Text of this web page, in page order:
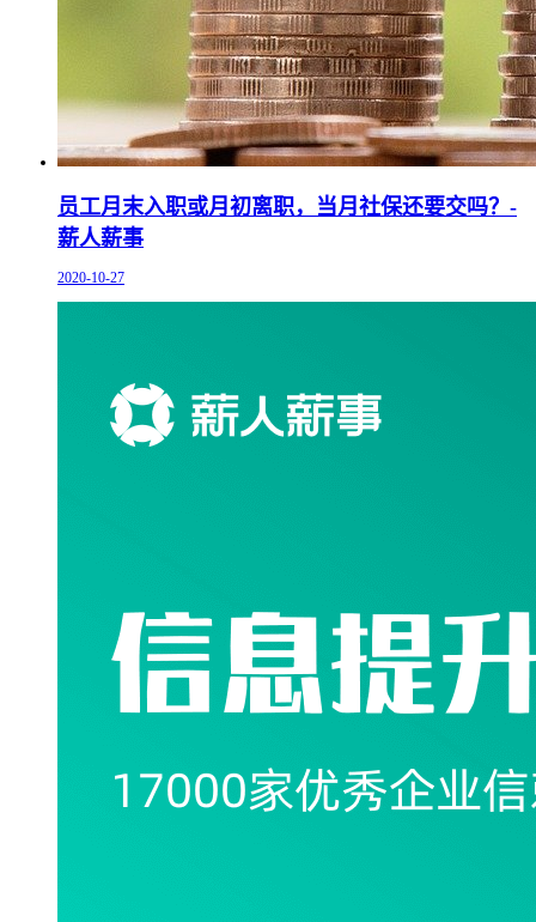
员工月末入职或月初离职，当月社保还要交吗？-
薪人薪事
2020-10-27